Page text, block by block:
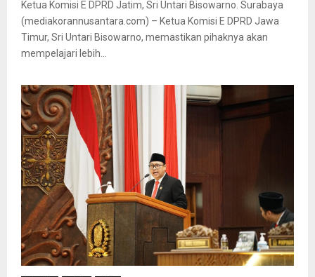
Ketua Komisi E DPRD Jatim, Sri Untari Bisowarno. Surabaya
(mediakorannusantara.com) – Ketua Komisi E DPRD Jawa
Timur, Sri Untari Bisowarno, memastikan pihaknya akan
mempelajari lebih...